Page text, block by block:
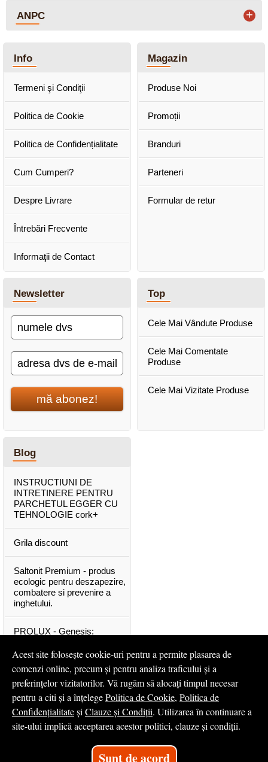
ANPC +
Info
Termeni şi Condiţii
Politica de Cookie
Politica de Confidențialitate
Cum Cumperi?
Despre Livrare
Întrebări Frecvente
Informaţii de Contact
Magazin
Produse Noi
Promoții
Branduri
Parteneri
Formular de retur
Newsletter
mă abonez!
Top
Cele Mai Vândute Produse
Cele Mai Comentate
Produse
Cele Mai Vizitate Produse
Blog
INSTRUCTIUNI DE
INTRETINERE PENTRU
PARCHETUL EGGER CU
TEHNOLOGIE cork+
Grila discount
Saltonit Premium - produs
ecologic pentru deszapezire,
combatere si prevenire a
inghetului.
PROLUX - Genesis:
calitate superioara
Mascota PROLUX Genesis
...toate articolele & ştirile
© 2008 - 2026 S.C. Profilux S.A.
creat deVital Soft
Acest site folosește cookie-uri pentru a permite plasarea de
comenzi online, precum și pentru analiza traficului și a
preferințelor vizitatorilor. Vă rugăm să alocați timpul necesar
pentru a citi și a înțelegePolitica de Cookie, Politica de
Confidențialitateși Clauze și Condiții. Utilizarea în continuare a
site-ului implică acceptarea acestor politici, clauze și condiții.
Sunt de acord